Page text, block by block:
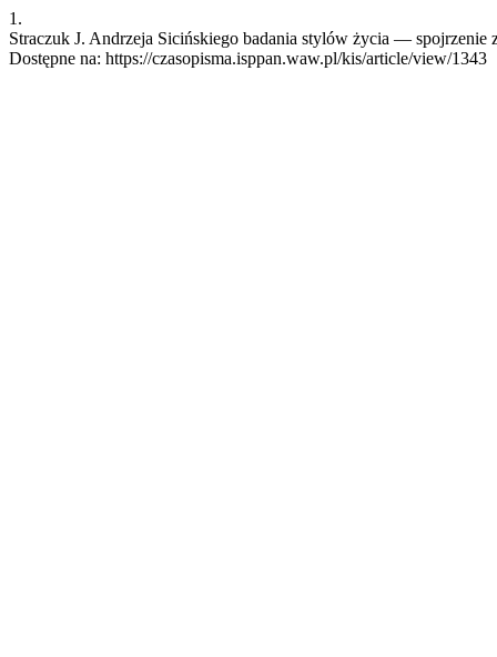
1.
Straczuk J. Andrzeja Sicińskiego badania stylów życia —
Dostępne na: https://czasopisma.isppan.waw.pl/kis/article/view/1343